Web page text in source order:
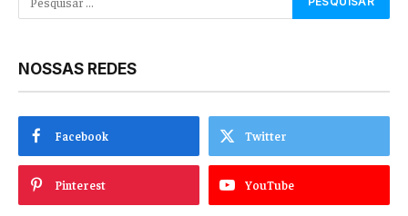
NOSSAS REDES
Facebook Twitter
Pinterest YouTube